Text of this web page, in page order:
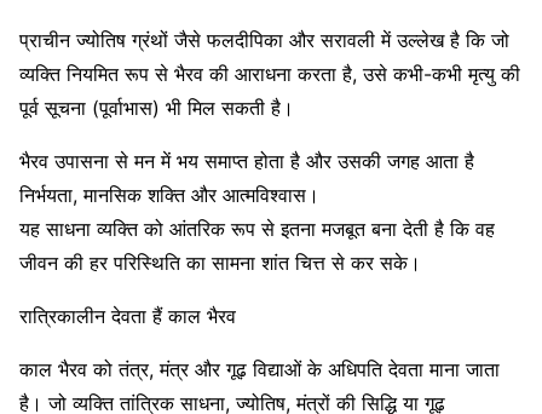
प्राचीन ज्योतिष ग्रंथों जैसे फलदीपिका और सरावली में उल्लेख है कि जो
व्यक्ति नियमित रूप से भैरव की आराधना करता है, उसे कभी-कभी मृत्यु की
पूर्व सूचना (पूर्वाभास) भी मिल सकती है।
भैरव उपासना से मन में भय समाप्त होता है और उसकी जगह आता है
निर्भयता, मानसिक शक्ति और आत्मविश्वास।
यह साधना व्यक्ति को आंतरिक रूप से इतना मजबूत बना देती है कि वह
जीवन की हर परिस्थिति का सामना शांत चित्त से कर सके।
रात्रिकालीन देवता हैं काल भैरव
काल भैरव को तंत्र, मंत्र और गूढ़ विद्याओं के अधिपति देवता माना जाता
है। जो व्यक्ति तांत्रिक साधना, ज्योतिष, मंत्रों की सिद्धि या गूढ़